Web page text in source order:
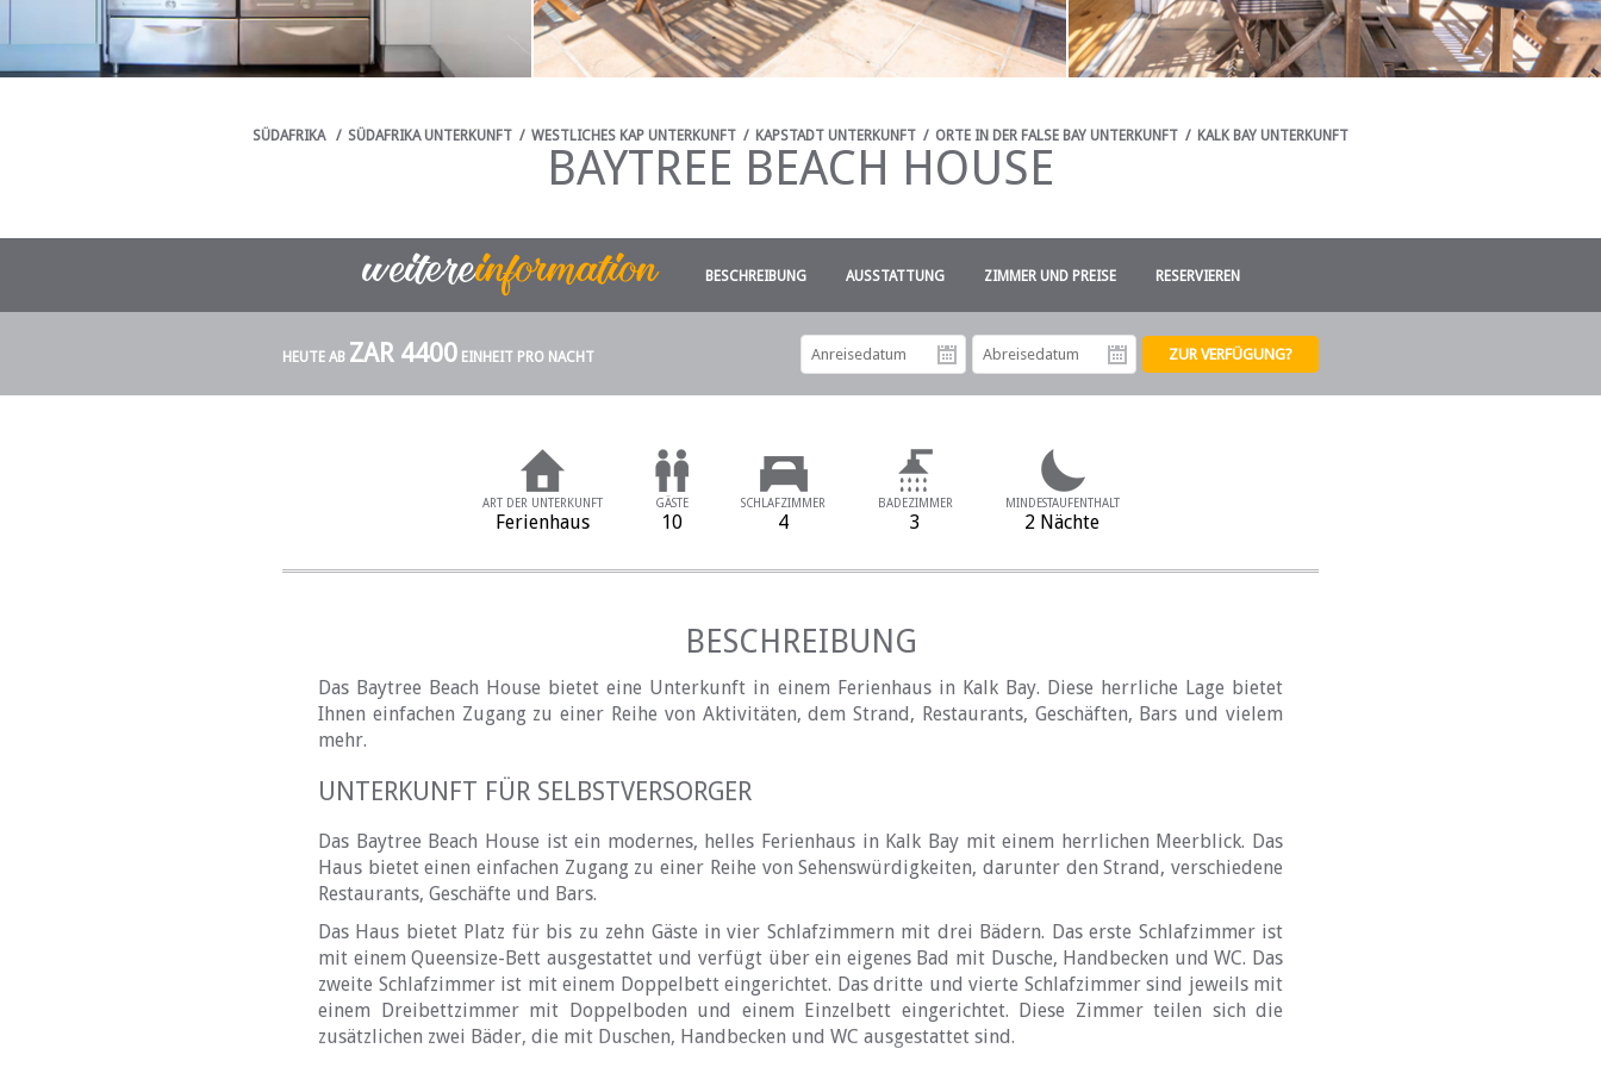
SÜDAFRIKA / SÜDAFRIKA UNTERKUNFT / WESTLICHES KAP UNTERKUNFT / KAPSTADT UNTERKUNFT / ORTE IN DER FALSE BAY UNTERKUNFT / KALK BAY UNTERKUNFT
BAYTREE BEACH HOUSE
BESCHREIBUNG AUSSTATTUNG ZIMMER UND PREISE RESERVIEREN
HEUTE AB ZAR 4400 EINHEIT PRO NACHT
ART DER UNTERKUNFT
Ferienhaus
GÄSTE
10
SCHLAFZIMMER
4
BADEZIMMER
3
MINDESTAUFENTHALT
2 Nächte
BESCHREIBUNG
Das Baytree Beach House bietet eine Unterkunft in einem Ferienhaus in Kalk Bay. Diese herrliche Lage bietet
Ihnen einfachen Zugang zu einer Reihe von Aktivitäten, dem Strand, Restaurants, Geschäften, Bars und vielem
mehr.
UNTERKUNFT FÜR SELBSTVERSORGER
Das Baytree Beach House ist ein modernes, helles Ferienhaus in Kalk Bay mit einem herrlichen Meerblick. Das
Haus bietet einen einfachen Zugang zu einer Reihe von Sehenswürdigkeiten, darunter den Strand, verschiedene
Restaurants, Geschäfte und Bars.
Das Haus bietet Platz für bis zu zehn Gäste in vier Schlafzimmern mit drei Bädern. Das erste Schlafzimmer ist
mit einem Queensize-Bett ausgestattet und verfügt über ein eigenes Bad mit Dusche, Handbecken und WC. Das
zweite Schlafzimmer ist mit einem Doppelbett eingerichtet. Das dritte und vierte Schlafzimmer sind jeweils mit
einem Dreibettzimmer mit Doppelboden und einem Einzelbett eingerichtet. Diese Zimmer teilen sich die
zusätzlichen zwei Bäder, die mit Duschen, Handbecken und WC ausgestattet sind.